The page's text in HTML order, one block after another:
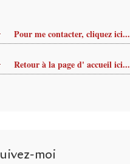
Pour me contacter, cliquez ici...
Retour à la page d' accueil ici...
moi